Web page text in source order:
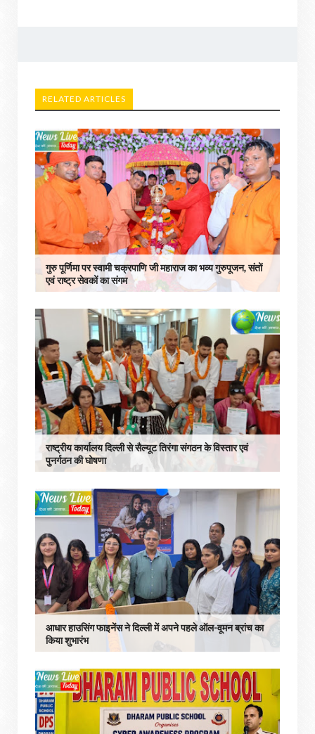
RELATED ARTICLES
गुरु पूर्णिमा पर स्वामी चक्रपाणि जी महाराज का भव्य गुरुपूजन, संतों
एवं राष्ट्र सेवकों का संगम
राष्ट्रीय कार्यालय दिल्ली से सैल्यूट तिरंगा संगठन के विस्तार एवं
पुनर्गठन की घोषणा
आधार हाउसिंग फाइनेंस ने दिल्‍ली में अपने पहले ऑल-वूमन ब्रांच का
किया शुभारंभ